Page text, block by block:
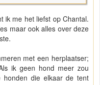
ik me het liefst op Chantal.
maar ook alles over deze
met een herplaatser;
ik geen hond meer zou
honden die elkaar de tent